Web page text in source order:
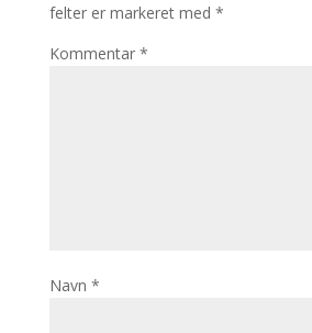
felter er markeret med *
Kommentar *
Navn *